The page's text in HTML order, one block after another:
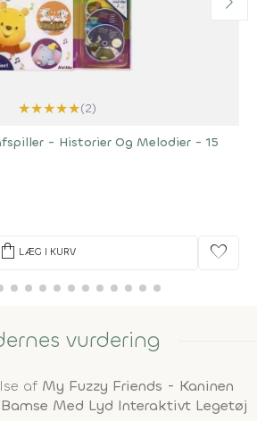
★★★★★(2)
- Historier Og Melodier - 15
shopping_bag LÆG I KURV favorite
vurdering
af My Fuzzy Friends - Kaninen
Med Lyd Interaktivt Legetøj